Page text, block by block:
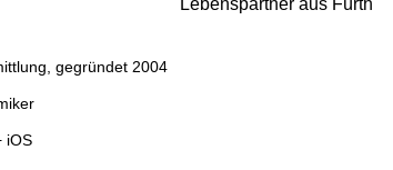
Lebenspartner aus Fürth
gegründet 2004
iOS